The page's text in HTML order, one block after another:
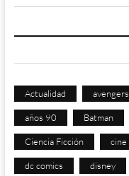
Actualidad avengers
años 90 Batman
Ciencia Ficción cine
dc comics disney